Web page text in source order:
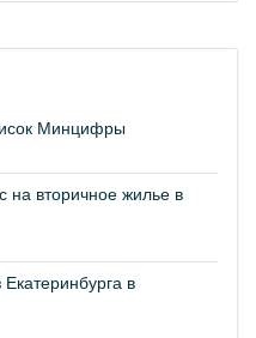
Минцифры
на вторичное жилье в
в